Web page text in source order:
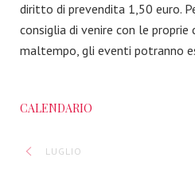
diritto di prevendita 1,50 euro.
consiglia di venire con le proprie
maltempo, gli eventi potranno
CALENDARIO
LUGLIO